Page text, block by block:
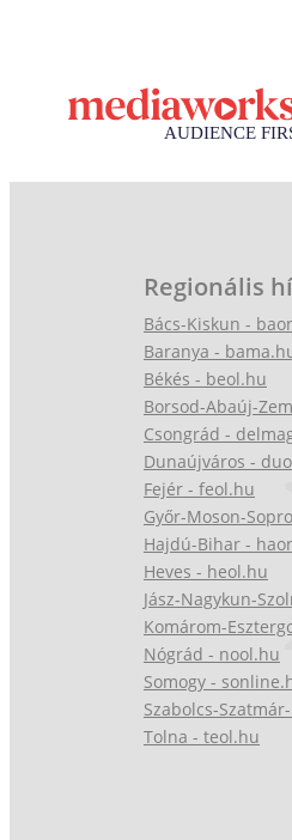
Regionális
Bács-Kiskun -
Baranya -
Békés - beol.hu
Borsod-Abaúj-
Csongrád -
Dunaújváros -
Fejér - feol.hu
Győr-Moson-
Hajdú-Bihar -
Heves - heol.hu
Jász-Nagykun-
Komárom-
Nógrád - nool.hu
Somogy -
Szabolcs-
Tolna - teol.hu